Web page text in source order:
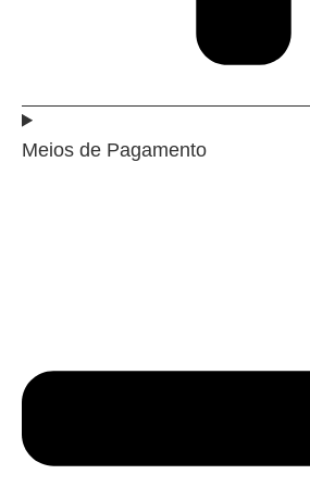
Meios de Pagamento